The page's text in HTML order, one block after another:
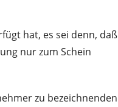
hat, es sei denn, daß
nur zum Schein
zu bezeichnenden